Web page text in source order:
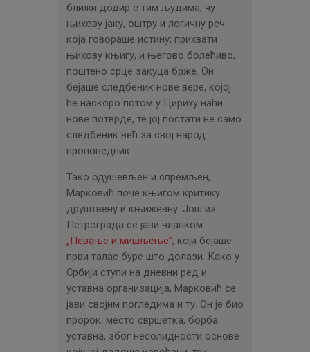
ближи додир с тим људима; чу
њихову јаку, оштру и логичну реч
која говораше истину; прихвати
њихову књигу, и његово болећиво,
поштено срце закуца брже. Он
бејаше следбеник нове вере, којој
ће наскоро потом у Цириху наћи
нове потврде, те јој постати не само
следбеник већ за свој народ
проповедник.
Тако одушевљен и спремљен,
Марковић поче књигом критику
друштвену и књижевну. Још из
Петрограда се јави чланком
„Певање и мишљење”, који бејаше
први талас буре што долази. Како у
Србији ступи на дневни ред и
уставна организација, Марковић се
јави својим погледима и ту. Он је био
пророк; место свршетка, борба
уставна, због несолидности основе